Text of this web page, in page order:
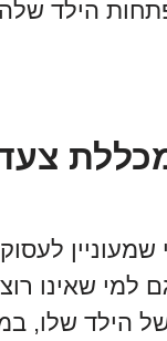
הילד
שאינו
הילד שלו,